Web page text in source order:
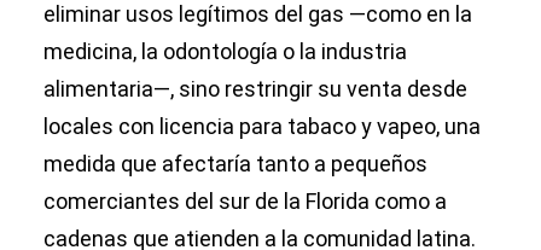
eliminar usos legítimos del gas —como en la
medicina, la odontología o la industria
alimentaria—, sino restringir su venta desde
locales con licencia para tabaco y vapeo, una
medida que afectaría tanto a pequeños
comerciantes del sur de la Florida como a
cadenas que atienden a la comunidad latina.